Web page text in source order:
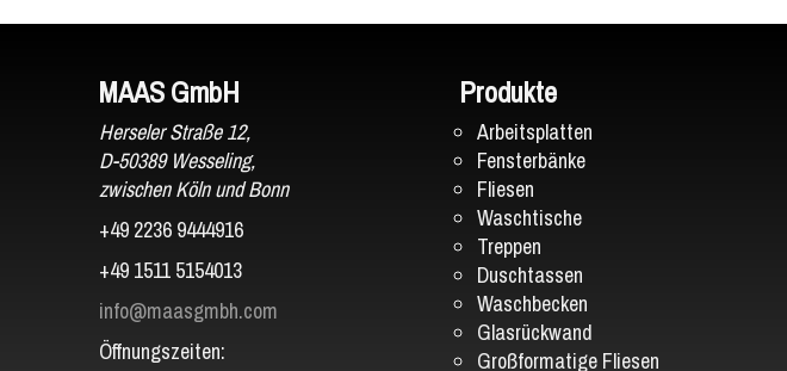
MAAS GmbH
Herseler Straße 12,
D-50389 Wesseling,
zwischen Köln und Bonn
+49 2236 9444916
+49 1511 5154013
info@maasgmbh.com
Öffnungszeiten:
Produkte
Arbeitsplatten
Fensterbänke
Fliesen
Waschtische
Treppen
Duschtassen
Waschbecken
Glasrückwand
Großformatige Fliesen